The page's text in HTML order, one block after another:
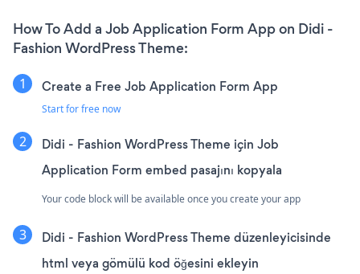
How To Add a Job Application Form App on Didi -
Fashion WordPress Theme:
Create a Free Job Application Form App
Start for free now
Didi - Fashion WordPress Theme için Job
Application Form embed pasajını kopyala
Your code block will be available once you create your app
Didi - Fashion WordPress Theme düzenleyicisinde
html veya gömülü kod öğesini ekleyin